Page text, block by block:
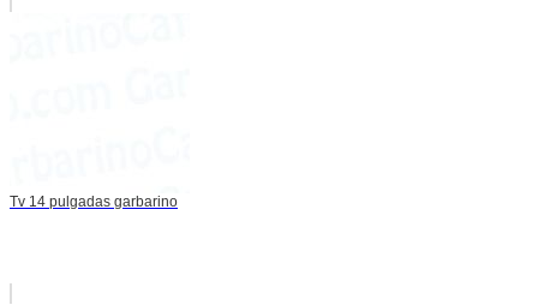
Tv 14 pulgadas garbarino